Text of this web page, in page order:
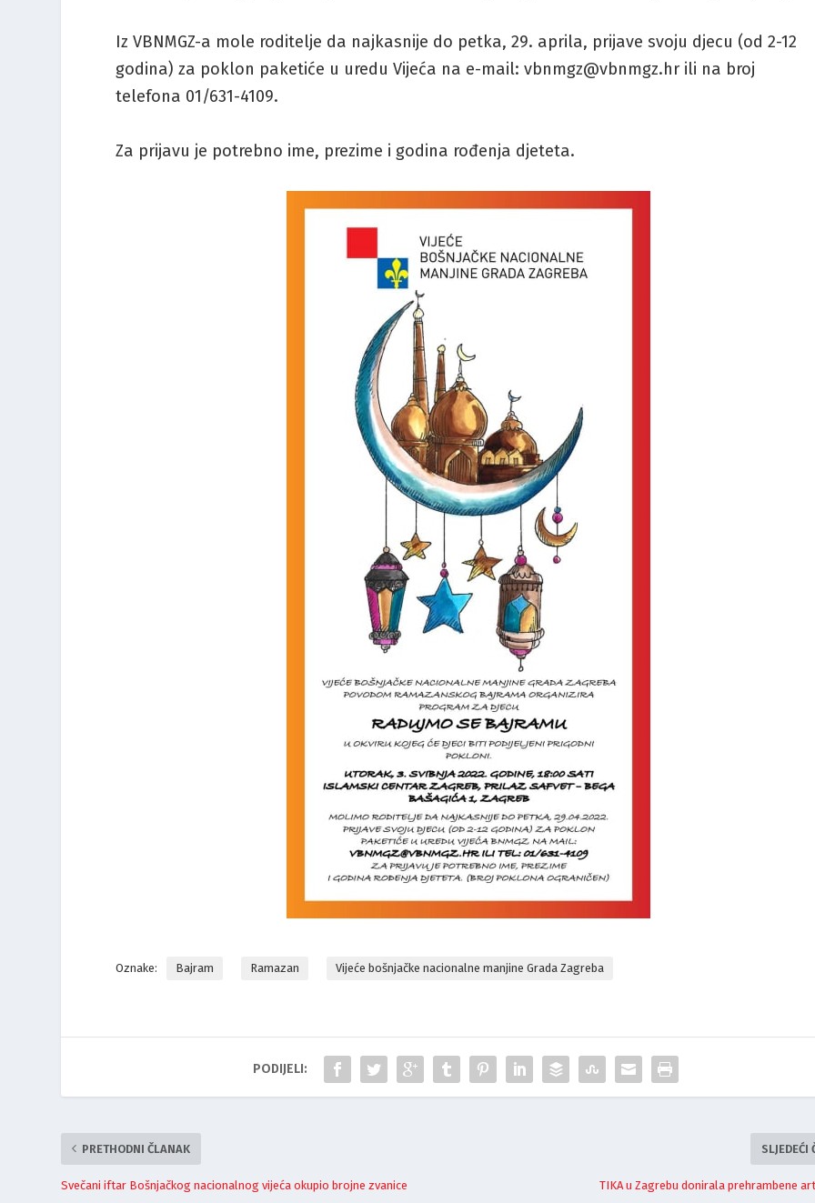
Iz VBNMGZ-a mole roditelje da najkasnije do petka, 29. aprila, prijave svoju djecu (od 2-12
godina) za poklon paketiće u uredu Vijeća na e-mail: vbnmgz@vbnmgz.hr ili na broj
telefona 01/631-4109.
Za prijavu je potrebno ime, prezime i godina rođenja djeteta.
Oznake: Bajram Ramazan Vijeće bošnjačke nacionalne manjine Grada Zagreba
PODIJELI:
PRETHODNI ČLANAK
Svečani iftar Bošnjačkog nacionalnog vijeća okupio brojne zvanice
SLJEDEĆI
TIKA u Zagrebu donirala prehrambene